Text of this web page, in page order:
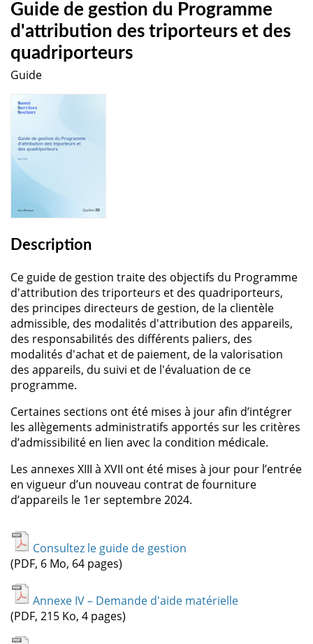
Guide de gestion du Programme
d'attribution des triporteurs et des
quadriporteurs
Guide
Description
Ce guide de gestion traite des objectifs du Programme
d'attribution des triporteurs et des quadriporteurs,
des principes directeurs de gestion, de la clientèle
admissible, des modalités d'attribution des appareils,
des responsabilités des différents paliers, des
modalités d'achat et de paiement, de la valorisation
des appareils, du suivi et de l'évaluation de ce
programme.
Certaines sections ont été mises à jour afin d’intégrer
les allègements administratifs apportés sur les critères
d’admissibilité en lien avec la condition médicale.
Les annexes XIII à XVII ont été mises à jour pour l’entrée
en vigueur d’un nouveau contrat de fourniture
d’appareils le 1er septembre 2024.
Consultez le guide de gestion
(PDF, 6 Mo, 64 pages)
Annexe IV – Demande d'aide matérielle
(PDF, 215 Ko, 4 pages)